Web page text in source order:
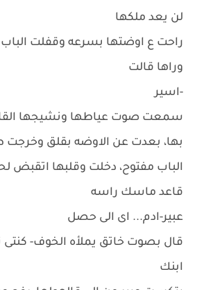
لن يعد ملكها
راحت ع اوضتها بسرعه وقفلت
وراها قالت
-اسير
سمعت صوت عياطها ونشيجها
بها، بعدت عن الاوضه بقلق
الباب مفتوح، دخلت وقلبها اتقبض
قاعد ماسك راسه
عبير-ادم... اى الى حصل
قال بصوت خاتق يملأه الخوف- كنتى
ابنك